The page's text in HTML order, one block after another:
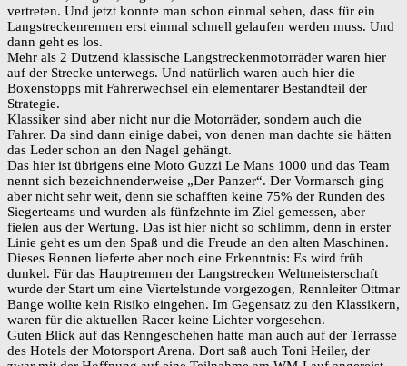
vertreten. Und jetzt konnte man schon einmal sehen, dass für ein
Langstreckenrennen erst einmal schnell gelaufen werden muss. Und
dann geht es los.
Mehr als 2 Dutzend klassische Langstreckenmotorräder waren hier
auf der Strecke unterwegs. Und natürlich waren auch hier die
Boxenstopps mit Fahrerwechsel ein elementarer Bestandteil der
Strategie.
Klassiker sind aber nicht nur die Motorräder, sondern auch die
Fahrer. Da sind dann einige dabei, von denen man dachte sie hätten
das Leder schon an den Nagel gehängt.
Das hier ist übrigens eine Moto Guzzi Le Mans 1000 und das Team
nennt sich bezeichnenderweise „Der Panzer“. Der Vormarsch ging
aber nicht sehr weit, denn sie schafften keine 75% der Runden des
Siegerteams und wurden als fünfzehnte im Ziel gemessen, aber
fielen aus der Wertung. Das ist hier nicht so schlimm, denn in erster
Linie geht es um den Spaß und die Freude an den alten Maschinen.
Dieses Rennen lieferte aber noch eine Erkenntnis: Es wird früh
dunkel. Für das Hauptrennen der Langstrecken Weltmeisterschaft
wurde der Start um eine Viertelstunde vorgezogen, Rennleiter Ottmar
Bange wollte kein Risiko eingehen. Im Gegensatz zu den Klassikern,
waren für die aktuellen Racer keine Lichter vorgesehen.
Guten Blick auf das Renngeschehen hatte man auch auf der Terrasse
des Hotels der Motorsport Arena. Dort saß auch Toni Heiler, der